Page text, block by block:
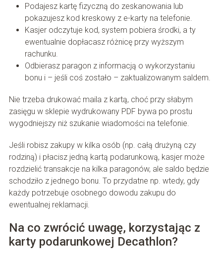
Podajesz kartę fizyczną do zeskanowania lub
pokazujesz kod kreskowy z e-karty na telefonie.
Kasjer odczytuje kod, system pobiera środki, a ty
ewentualnie dopłacasz różnicę przy wyższym
rachunku.
Odbierasz paragon z informacją o wykorzystaniu
bonu i – jeśli coś zostało – zaktualizowanym saldem.
Nie trzeba drukować maila z kartą, choć przy słabym
zasięgu w sklepie wydrukowany PDF bywa po prostu
wygodniejszy niż szukanie wiadomości na telefonie.
Jeśli robisz zakupy w kilka osób (np. całą drużyną czy
rodziną) i płacisz jedną kartą podarunkową, kasjer może
rozdzielić transakcje na kilka paragonów, ale saldo będzie
schodziło z jednego bonu. To przydatne np. wtedy, gdy
każdy potrzebuje osobnego dowodu zakupu do
ewentualnej reklamacji.
Na co zwrócić uwagę, korzystając z
karty podarunkowej Decathlon?